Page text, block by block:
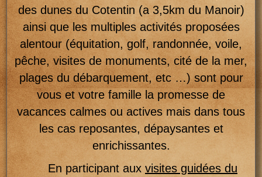
des dunes du Cotentin (a 3,5km du Manoir)
ainsi que les multiples activités proposées
alentour (équitation, golf, randonnée, voile,
pêche, visites de monuments, cité de la mer,
plages du débarquement, etc …) sont pour
vous et votre famille la promesse de
vacances calmes ou actives mais dans tous
les cas reposantes, dépaysantes et
enrichissantes.
En participant aux visites guidées du